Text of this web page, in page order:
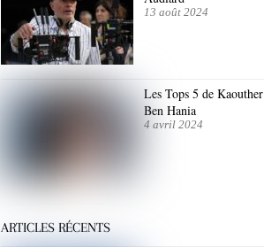
13 août 2024
Les Tops 5 de Kaouther
Ben Hania
4 avril 2024
ARTICLES RÉCENTS